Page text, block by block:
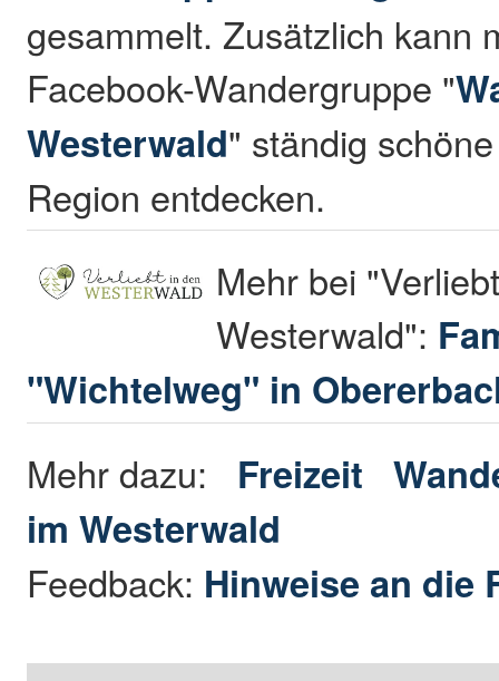
gesammelt. Zusätzlich kann
Facebook-Wandergruppe "
Westerwald" ständig
Region entdecken.
Mehr bei
Westerwald":
"Wichtelweg" in
Mehr dazu: Freizeit
im Westerwald
Feedback: Hinweise an die